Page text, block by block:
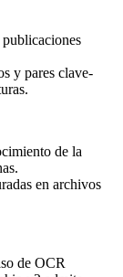
y pares clave-
de la
en archivos
de OCR